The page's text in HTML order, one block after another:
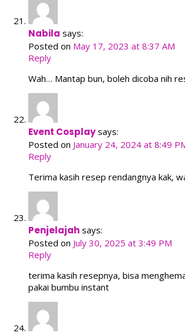
Nabila says:
Posted on May 17, 2023 at 8:37 AM
Reply
Wah… Mantap bun, boleh dicoba nih
Event Cosplay says:
Posted on January 24, 2024 at 8:49
Reply
Terima kasih resep rendangnya kak,
Penjelajah says:
Posted on July 30, 2025 at 3:49 PM
Reply
terima kasih resepnya, bisa
pakai bumbu instant